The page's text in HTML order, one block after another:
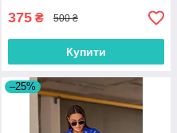
375 ₴ 500 ₴
Купити
–25%